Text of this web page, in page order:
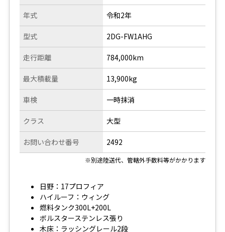
年式
型式
走行距離
令和2年
2DG-FW1AHG
784,000km
最大積載量
車検
クラス
お問い合わせ番号
13,900kg
一時抹消
大型
2492
※別途陸送代、管轄外手数料等がかかります
日野：17プロフィア
ハイルーフ：ウィング
燃料タンク300L+200L
ボルスターステンレス張り
木床：ラッシングレール2段